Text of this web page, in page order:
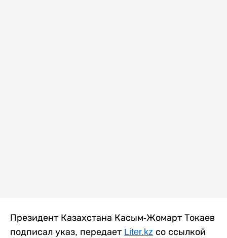
Президент Казахстана Касым-Жомарт Токаев
подписал указ, передает Liter.kz со ссылкой